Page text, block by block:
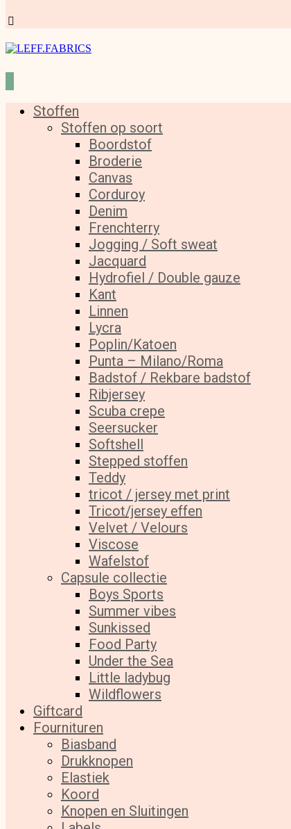
Stoffen
Stoffen op soort
Boordstof
Broderie
Canvas
Corduroy
Denim
Frenchterry
Jogging / Soft sweat
Jacquard
Hydrofiel / Double gauze
Kant
Linnen
Lycra
Poplin/Katoen
Punta – Milano/Roma
Badstof / Rekbare badstof
Ribjersey
Scuba crepe
Seersucker
Softshell
Stepped stoffen
Teddy
tricot / jersey met print
Tricot/jersey effen
Velvet / Velours
Viscose
Wafelstof
Capsule collectie
Boys Sports
Summer vibes
Sunkissed
Food Party
Under the Sea
Little ladybug
Wildflowers
Giftcard
Fournituren
Biasband
Drukknopen
Elastiek
Koord
Knopen en Sluitingen